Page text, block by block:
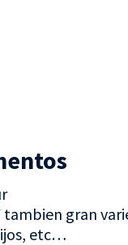
gran
etc…